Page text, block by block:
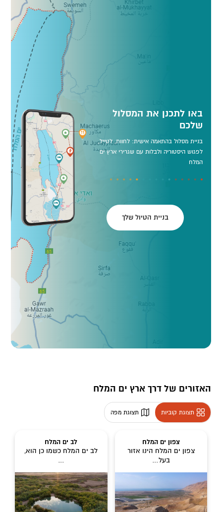
באו לתכנן את המסלול
שלכם
בניית מסלול בהתאמה אישית: לחוות, לטייל,
לפגוש היסטוריה ולבלות עם שגרירי ארץ ים
המלח
בניית הטיול שלך
האזורים של דרך ארץ ים המלח
תצוגת קוביות תצוגת מפה
צפון ים המלח
צפון ים המלח הינו אזור
בעל…
לב ים המלח
לב ים המלח כשמו כן הוא,
…